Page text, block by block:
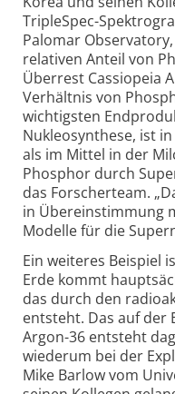
TripleSpec-
Palomar
relativen Anteil von
Überrest Cassiopeia
Verhältnis von
wichtigsten
Nukleosynthese, ist
als im Mittel in der
Phosphor durch
das Forscherteam.
in Übereinstimmung
Modelle für die
Ein weiteres Beispiel
Erde kommt
das durch den
entsteht. Das auf der
Argon-36 entsteht
wiederum bei der
Mike Barlow vom